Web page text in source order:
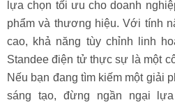
lựa chọn tối ưu cho doanh
phẩm và thương hiệu. Với tính
cao, khả năng tùy chỉnh linh
Standee điện tử thực sự là một
Nếu bạn đang tìm kiếm một giải
sáng tạo, đừng ngần ngại